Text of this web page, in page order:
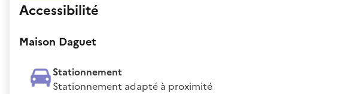
Accessibilité
Maison Daguet
Stationnement
Stationnement adapté à proximité